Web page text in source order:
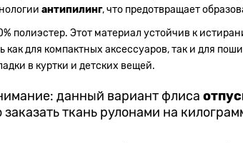
антипилинг, что предотвращает
полиэстер. Этот материал устойчив к
как для компактных аксессуаров, так и для
в куртки и детских вещей.
данный вариант флиса
ткань рулонами на